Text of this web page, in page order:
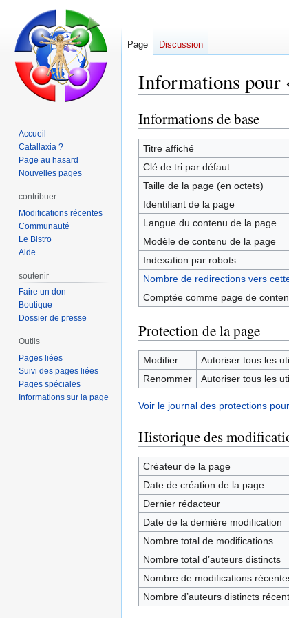
Informations pour
Aller
à
la
navigation
Aller
à
la
recherche
Informations de base
Titre affiché
Clé de tri par défaut
Taille de la page (en octets)
Identifiant de la page
Langue du contenu de la page
Modèle de contenu de la page
Indexation par robots
Nombre de redirections vers
Comptée comme page de
Protection de la page
Modifier
Autoriser tous les
Renommer
Autoriser tous les
Voir le journal des protections
Historique des
Créateur de la page
Date de création de la page
Dernier rédacteur
Date de la dernière modification
Nombre total de modifications
Nombre total d’auteurs distincts
Nombre de modifications
Nombre d’auteurs distincts
Page Discussion
Accueil
Catallaxia ?
Page au hasard
Nouvelles pages
contribuer
Modifications récentes
Communauté
Le Bistro
Aide
soutenir
Faire un don
Boutique
Dossier de presse
Outils
Pages liées
Suivi des pages liées
Pages spéciales
Informations sur la page